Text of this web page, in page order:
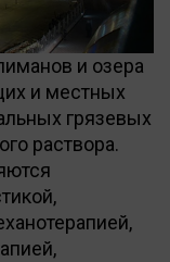
и озера
и местных
грязевых
раствора.